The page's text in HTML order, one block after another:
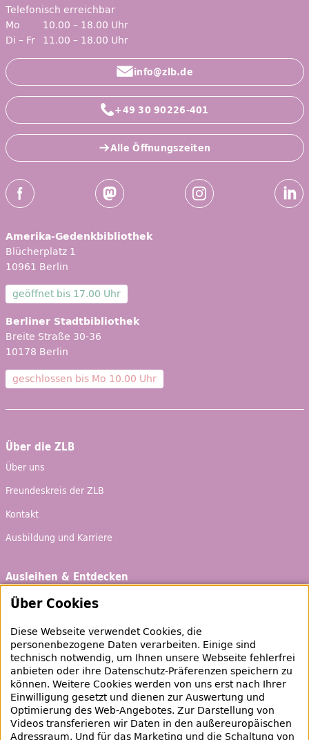
Telefonisch erreichbar
Mo
10.00 – 18.00 Uhr
Di – Fr 11.00 – 18.00 Uhr
info@zlb.de
+49 30 90226-401
Alle Öffnungszeiten
Social-Media Kanäle der ZLB
Facebook Mastodon Instagram
Amerika-Gedenkbibliothek
Blücherplatz 1
10961 Berlin
geöffnet bis 17.00 Uhr
Berliner Stadtbibliothek
Breite Straße 30-36
10178 Berlin
geschlossen bis Mo 10.00 Uhr
Über die ZLB
Über uns
Freundeskreis der ZLB
Kontakt
Ausbildung und Karriere
Ausleihen & Entdecken
Schaufenster
Bibliotheksausweis
Highlights
Veranstaltungen & Lernangebote
Veranstaltungsübersicht
Über Cookies
Diese Webseite verwendet Cookies, die
personenbezogene Daten verarbeiten. Einige sind
technisch notwendig, um Ihnen unsere Webseite fehlerfrei
anbieten oder ihre Datenschutz-Präferenzen speichern zu
können. Weitere Cookies werden von uns erst nach Ihrer
Einwilligung gesetzt und dienen zur Auswertung und
Optimierung desWeb-Angebotes. Zur Darstellung von
Videos transferieren wir Daten in den außereuropäischen
Adressraum. Und für das Marketing und die Schaltung von